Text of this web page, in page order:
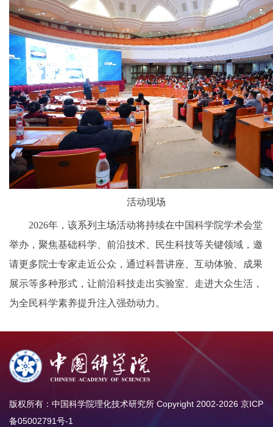
活动现场
2026年，该系列主场活动将持续在中国科学院学术会堂
举办，聚焦基础科学、前沿技术、民生科技等关键领域，邀
请更多院士专家走近公众，通过科普讲座、互动体验、成果
展示等多种形式，让前沿科技走出实验室、走进大众生活，
为全民科学素养提升注入强劲动力。
版权所有：中国科学院理化技术研究所 Copyright 2002-2026 京ICP
备05002791号-1